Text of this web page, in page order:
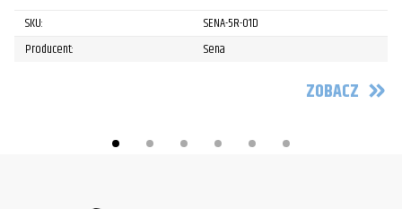
SKU:
SENA-5R-01D
Producent:
Sena
ZOBACZ